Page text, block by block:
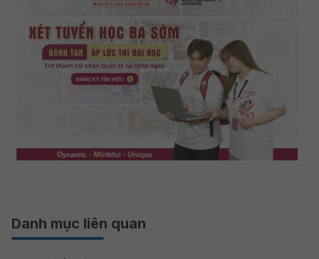
Danh mục liên quan